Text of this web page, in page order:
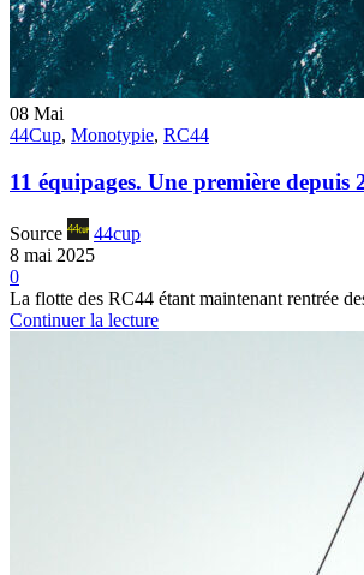
08 Mai
44Cup, Monotypie, RC44
11 équipages. Une première depuis
Source
44cup
8 mai 2025
0
La flotte des RC44 étant maintenant rentrée
Continuer la lecture